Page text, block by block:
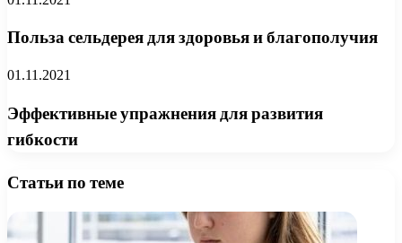
Польза сельдерея для здоровья и благополучия
01.11.2021
Эффективные упражнения для развития
гибкости
Статьи по теме